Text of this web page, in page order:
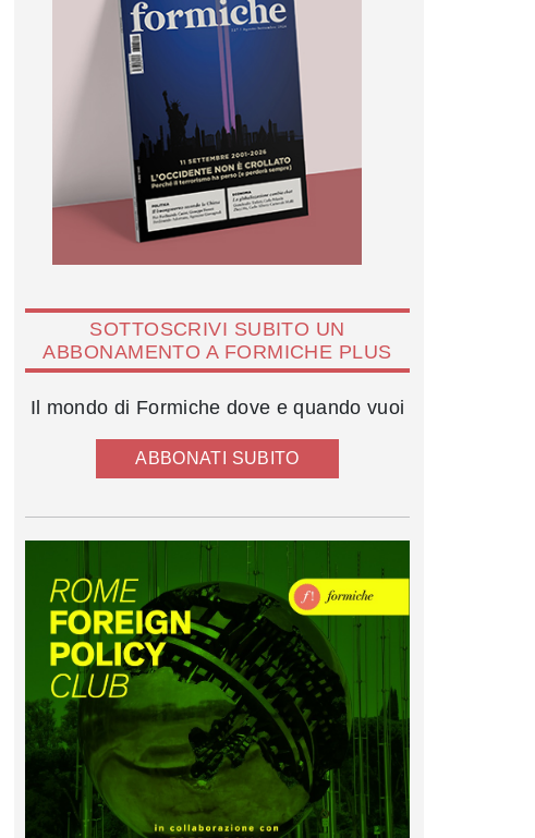
SOTTOSCRIVI SUBITO UN
ABBONAMENTO A FORMICHE PLUS
Il mondo di Formiche dove e quando vuoi
ABBONATI SUBITO